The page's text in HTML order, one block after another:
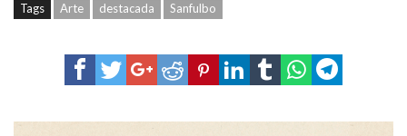
Tags Arte destacada Sanfulbo